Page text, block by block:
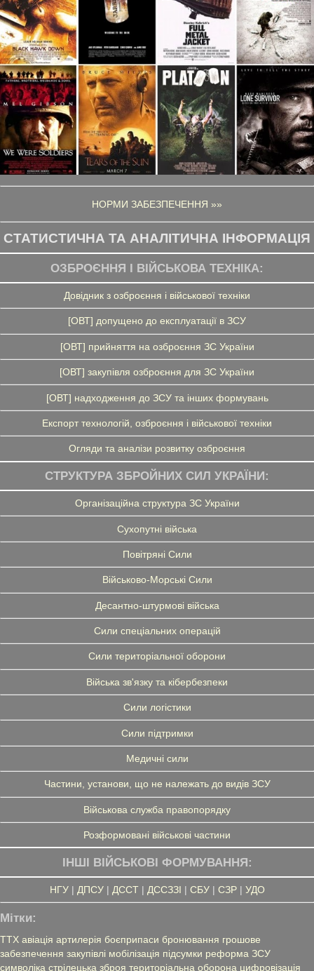
НОРМИ ЗАБЕЗПЕЧЕННЯ »»
СТАТИСТИЧНА ТА АНАЛІТИЧНА ІНФОРМАЦІЯ
ОЗБРОЄННЯ І ВІЙСЬКОВА ТЕХНІКА:
Довідник з озброєння і військової техніки
[ОВТ] допущено до експлуатації в ЗСУ
[ОВТ] прийняття на озброєння ЗС України
[ОВТ] закупівля озброєння для ЗС України
[ОВТ] надходження до ЗСУ та інших формувань
Експорт технологій, озброєння і військової техніки
Огляди та аналізи розвитку озброєння
СТРУКТУРА ЗБРОЙНИХ СИЛ УКРАЇНИ:
Організаційна структура ЗС України
Сухопутні війська
Повітряні Сили
Військово-Морські Сили
Десантно-штурмові війська
Сили спеціальних операцій
Сили територіальної оборони
Війська зв'язку та кібербезпеки
Сили логістики
Сили підтримки
Медичні сили
Частини, установи, що не належать до видів ЗСУ
Військова служба правопорядку
Розформовані військові частини
ІНШІ ВІЙСЬКОВІ ФОРМУВАННЯ:
НГУ| ДПСУ| ДССТ| ДССЗЗІ | СБУ| СЗР| УДО
Мітки:
ТТХ авіація артилерія боєприпаси бронювання грошове
забезпечення закупівлі мобілізація підсумки реформа ЗСУ
символіка стрілецька зброя територіальна оборона цифровізація